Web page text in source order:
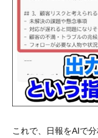
これで、日報をAIで